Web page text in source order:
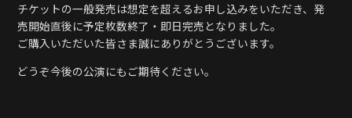
チケットの一般発売は想定を超えるお申し込みをいただき、発
売開始直後に予定枚数終了・即日完売となりました。
ご購入いただいた皆さま誠にありがとうございます。
どうぞ今後の公演にもご期待ください。